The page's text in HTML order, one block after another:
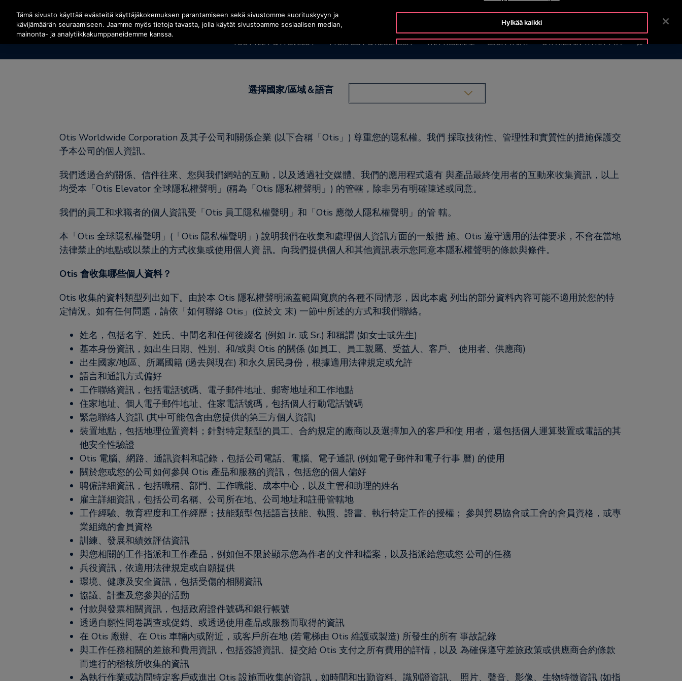
Siirry pääsisältöön painamalla Enter
OTISLINE (0800) 168 111
TUOTTEET & PALVELUT TYÖKALUT & RESURSSIT YRITYKSEMME SIJOITTAJAT OTA MEIHIN YHTEYTTÄ HAE
選擇國家/區域＆語言
Otis Worldwide Corporation 及其子公司和關係企業 (以下合稱「Otis」) 尊重您的隱私權。我們 採取技術性、管理性和實質性的措施保護交
予本公司的個人資訊。
我們透過合約關係、信件往來、您與我們網站的互動，以及透過社交媒體、我們的應用程式還有 與產品最終使用者的互動來收集資訊，以上
均受本「Otis Elevator 全球隱私權聲明」(稱為「Otis 隱私權聲明」) 的管轄，除非另有明確陳述或同意。
我們的員工和求職者的個人資訊受「Otis 員工隱私權聲明」和「Otis 應徵人隱私權聲明」的管 轄。
本「Otis 全球隱私權聲明」(「Otis 隱私權聲明」) 說明我們在收集和處理個人資訊方面的一般措 施。Otis 遵守適用的法律要求，不會在當地
法律禁止的地點或以禁止的方式收集或使用個人資 訊。向我們提供個人和其他資訊表示您同意本隱私權聲明的條款與條件。
Otis 會收集哪些個人資料？
Otis 收集的資料類型列出如下。由於本 Otis 隱私權聲明涵蓋範圍寬廣的各種不同情形，因此本處 列出的部分資料內容可能不適用於您的特
定情況。如有任何問題，請依「如何聯絡 Otis」(位於文 末) 一節中所述的方式和我們聯絡。
姓名，包括名字、姓氏、中間名和任何後綴名 (例如 Jr. 或 Sr.) 和稱謂 (如女士或先生)
基本身份資訊，如出生日期、性別、和/或與 Otis 的關係 (如員工、員工親屬、受益人、客戶、 使用者、供應商)
出生國家/地區、所屬國籍 (過去與現在) 和永久居民身份，根據適用法律規定或允許
語言和通訊方式偏好
工作聯絡資訊，包括電話號碼、電子郵件地址、郵寄地址和工作地點
住家地址、個人電子郵件地址、住家電話號碼，包括個人行動電話號碼
緊急聯絡人資訊 (其中可能包含由您提供的第三方個人資訊)
裝置地點，包括地理位置資料；針對特定類型的員工、合約規定的廠商以及選擇加入的客戶和使 用者，還包括個人運算裝置或電話的其
他安全性驗證
Otis 電腦、網路、通訊資料和記錄，包括公司電話、電腦、電子通訊 (例如電子郵件和電子行事 曆) 的使用
關於您或您的公司如何參與 Otis 產品和服務的資訊，包括您的個人偏好
聘僱詳細資訊，包括職稱、部門、工作職能、成本中心，以及主管和助理的姓名
雇主詳細資訊，包括公司名稱、公司所在地、公司地址和註冊管轄地
工作經驗、教育程度和工作經歷；技能類型包括語言技能、執照、證書、執行特定工作的授權； 參與貿易協會或工會的會員資格，或專
業組織的會員資格
訓練、發展和績效評估資訊
與您相關的工作指派和工作產品，例如但不限於顯示您為作者的文件和檔案，以及指派給您或您 公司的任務
兵役資訊，依適用法律規定或自願提供
環境、健康及安全資訊，包括受傷的相關資訊
協議、計畫及您參與的活動
付款與發票相關資訊，包括政府證件號碼和銀行帳號
透過自願性問卷調查或促銷、或透過使用產品或服務而取得的資訊
在 Otis 廠辦、在 Otis 車輛內或附近，或客戶所在地 (若電梯由 Otis 維護或製造) 所發生的所有 事故記錄
與工作任務相關的差旅和費用資訊，包括簽證資訊、提交給 Otis 支付之所有費用的詳情，以及 為確保遵守差旅政策或供應商合約條款
而進行的稽核所收集的資訊
為執行作業或訪問特定客戶或進出 Otis 設施而收集的資訊，如時間和出勤資料、識別證資訊、 照片、聲音、影像、生物特徵資訊 (如指
Tämä sivusto käyttää evästeitä käyttäjäkokemuksen parantamiseen sekä sivustomme suorituskyvyn ja
kävijämäärän seuraamiseen. Jaamme myös tietoja tavasta, jolla käytät sivustoamme sosiaalisen median,
mainonta- ja analytiikkakumppaneidemme kanssa.
Hylkää kaikki